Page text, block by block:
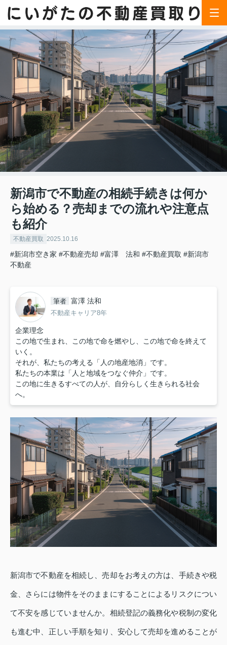
新潟市で不動産の相続手続きは何か
ら始める？売却までの流れや注意点
も紹介
不動産買取 2025.10.16
#新潟市空き家 #不動産売却 #富澤 法和 #不動産買取 #新潟市
不動産
筆者 富澤 法和
不動産キャリア8年
企業理念
この地で生まれ、この地で命を燃やし、この地で命を終えて
いく。
それが、私たちの考える「人の地産地消」です。
私たちの本業は「人と地域をつなぐ仲介」です。
この地に生きるすべての人が、自分らしく生きられる社会
へ。
新潟市で不動産を相続し、売却をお考えの方は、手続きや税
金、さらには物件をそのままにすることによるリスクについ
て不安を感じていませんか。相続登記の義務化や税制の変化
も進む中、正しい手順を知り、安心して売却を進めることが